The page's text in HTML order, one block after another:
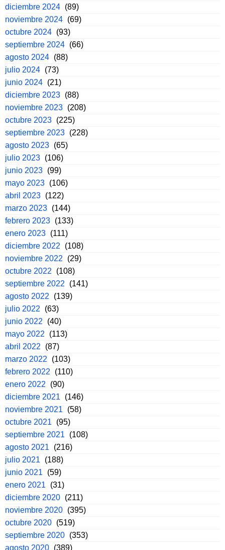
diciembre 2024 (89)
noviembre 2024 (69)
octubre 2024 (93)
septiembre 2024 (66)
agosto 2024 (88)
julio 2024 (73)
junio 2024 (21)
diciembre 2023 (88)
noviembre 2023 (208)
octubre 2023 (225)
septiembre 2023 (228)
agosto 2023 (65)
julio 2023 (106)
junio 2023 (99)
mayo 2023 (106)
abril 2023 (122)
marzo 2023 (144)
febrero 2023 (133)
enero 2023 (111)
diciembre 2022
(108)
noviembre 2022
(29)
octubre 2022
(108)
septiembre 2022
(141)
agosto 2022
(139)
julio 2022
(63)
junio 2022
(40)
mayo 2022
(113)
abril 2022
(87)
marzo 2022
(103)
febrero 2022
(110)
enero 2022
(90)
diciembre 2021
(146)
noviembre 2021
(58)
octubre 2021
(95)
septiembre 2021
(108)
agosto 2021
(216)
julio 2021
(188)
junio 2021
(59)
enero 2021
(31)
diciembre 2020 (211)
noviembre 2020 (395)
octubre 2020 (519)
septiembre 2020 (353)
agosto 2020 (389)